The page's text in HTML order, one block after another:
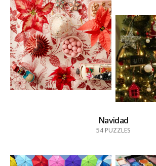
Navidad
54 PUZZLES